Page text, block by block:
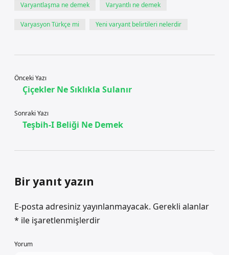
Varyantlaşma ne demek Varyantlı ne demek
Varyasyon Türkçe mi Yeni varyant belirtileri nelerdir
Önceki Yazı
Çiçekler Ne Sıklıkla Sulanır
Sonraki Yazı
Teşbih-I Beliği Ne Demek
Bir yanıt yazın
E-posta adresiniz yayınlanmayacak. Gerekli alanlar
* ile işaretlenmişlerdir
Yorum